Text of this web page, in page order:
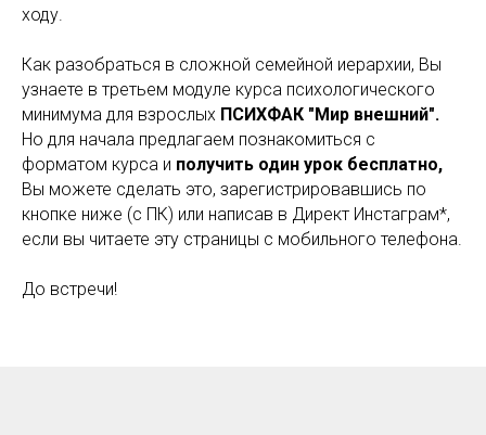
ходу.
Как разобраться в сложной семейной иерархии, Вы
узнаете в третьем модуле курса психологического
минимума для взрослых ПСИХФАК "Мир внешний".
Но для начала предлагаем познакомиться с
форматом курса и получить один урок бесплатно,
Вы можете сделать это, зарегистрировавшись по
кнопке ниже (с ПК) или написав в Директ Инстаграм*,
если вы читаете эту страницы с мобильного телефона.
До встречи!